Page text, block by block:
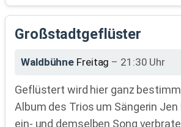
Großstadtgeflüster
Waldbühne Freitag – 21:30 Uhr
Geflüstert wird hier ganz
Album des Trios um Sängerin
ein- und demselben Song